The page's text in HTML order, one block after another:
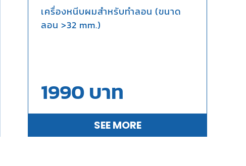
เครื่องหนีบผมสำหรับทำลอน (ขนาด
ลอน >32 mm.)
1990บาท
SEE MORE